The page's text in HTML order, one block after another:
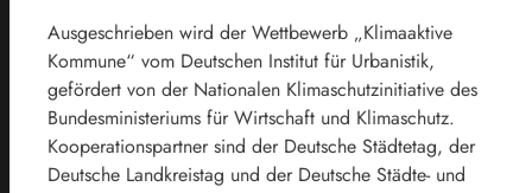
Ausgeschrieben wird der Wettbewerb „Klimaaktive
Kommune“ vom Deutschen Institut für Urbanistik,
gefördert von der Nationalen Klimaschutzinitiative des
Bundesministeriums für Wirtschaft und Klimaschutz.
Kooperationspartner sind der Deutsche Städtetag, der
Deutsche Landkreistag und der Deutsche Städte- und